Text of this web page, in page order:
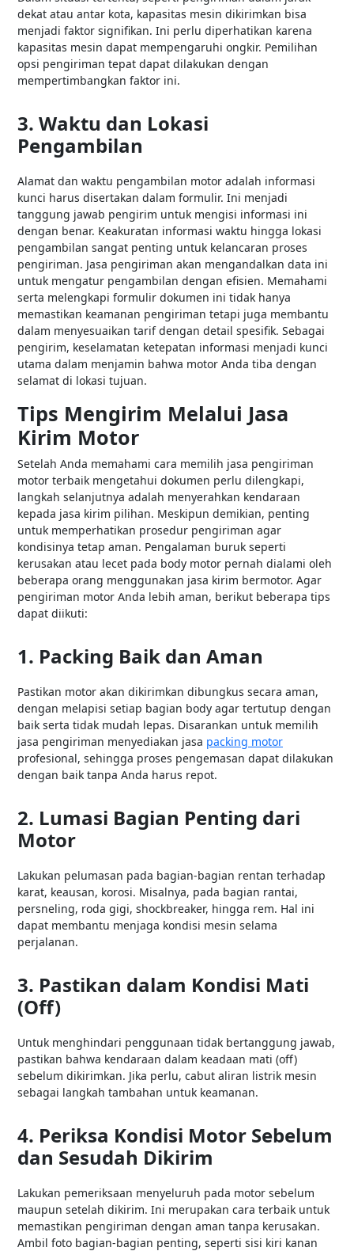
dekat atau antar kota, kapasitas mesin dikirimkan bisa
menjadi faktor signifikan. Ini perlu diperhatikan karena
kapasitas mesin dapat mempengaruhi ongkir. Pemilihan
opsi pengiriman tepat dapat dilakukan dengan
mempertimbangkan faktor ini.
3. Waktu dan Lokasi
Pengambilan
Alamat dan waktu pengambilan motor adalah informasi
kunci harus disertakan dalam formulir. Ini menjadi
tanggung jawab pengirim untuk mengisi informasi ini
dengan benar. Keakuratan informasi waktu hingga lokasi
pengambilan sangat penting untuk kelancaran proses
pengiriman. Jasa pengiriman akan mengandalkan data ini
untuk mengatur pengambilan dengan efisien. Memahami
serta melengkapi formulir dokumen ini tidak hanya
memastikan keamanan pengiriman tetapi juga membantu
dalam menyesuaikan tarif dengan detail spesifik. Sebagai
pengirim, keselamatan ketepatan informasi menjadi kunci
utama dalam menjamin bahwa motor Anda tiba dengan
selamat di lokasi tujuan.
Tips Mengirim Melalui Jasa
Kirim Motor
Setelah Anda memahami cara memilih jasa pengiriman
motor terbaik mengetahui dokumen perlu dilengkapi,
langkah selanjutnya adalah menyerahkan kendaraan
kepada jasa kirim pilihan. Meskipun demikian, penting
untuk memperhatikan prosedur pengiriman agar
kondisinya tetap aman. Pengalaman buruk seperti
kerusakan atau lecet pada body motor pernah dialami oleh
beberapa orang menggunakan jasa kirim bermotor. Agar
pengiriman motor Anda lebih aman, berikut beberapa tips
dapat diikuti:
1. Packing Baik dan Aman
Pastikan motor akan dikirimkan dibungkus secara aman,
dengan melapisi setiap bagian body agar tertutup dengan
baik serta tidak mudah lepas. Disarankan untuk memilih
jasa pengiriman menyediakan jasa packing motor
profesional, sehingga proses pengemasan dapat dilakukan
dengan baik tanpa Anda harus repot.
2. Lumasi Bagian Penting dari
Motor
Lakukan pelumasan pada bagian-bagian rentan terhadap
karat, keausan, korosi. Misalnya, pada bagian rantai,
persneling, roda gigi, shockbreaker, hingga rem. Hal ini
dapat membantu menjaga kondisi mesin selama
perjalanan.
3. Pastikan dalam Kondisi Mati
(Off)
Untuk menghindari penggunaan tidak bertanggung jawab,
pastikan bahwa kendaraan dalam keadaan mati (off)
sebelum dikirimkan. Jika perlu, cabut aliran listrik mesin
sebagai langkah tambahan untuk keamanan.
4. Periksa Kondisi Motor Sebelum
dan Sesudah Dikirim
Lakukan pemeriksaan menyeluruh pada motor sebelum
maupun setelah dikirim. Ini merupakan cara terbaik untuk
memastikan pengiriman dengan aman tanpa kerusakan.
Ambil foto bagian-bagian penting, seperti sisi kiri kanan